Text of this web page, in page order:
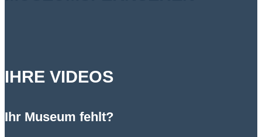
IHRE VIDEOS
Ihr Museum fehlt?